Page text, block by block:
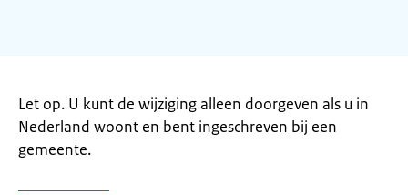
Let op. U kunt de wijziging alleen doorgeven als u in
Nederland woont en bent ingeschreven bij een
gemeente.